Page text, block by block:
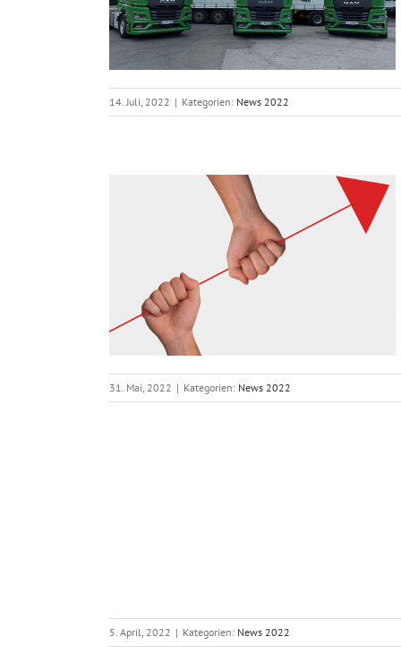
14. Juli, 2022 | Kategorien: News 2022
31. Mai, 2022 | Kategorien: News 2022
5. April, 2022 | Kategorien: News 2022